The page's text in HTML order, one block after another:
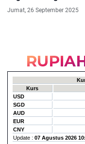
Boleh Kalah
Jumat, 26 September 2025